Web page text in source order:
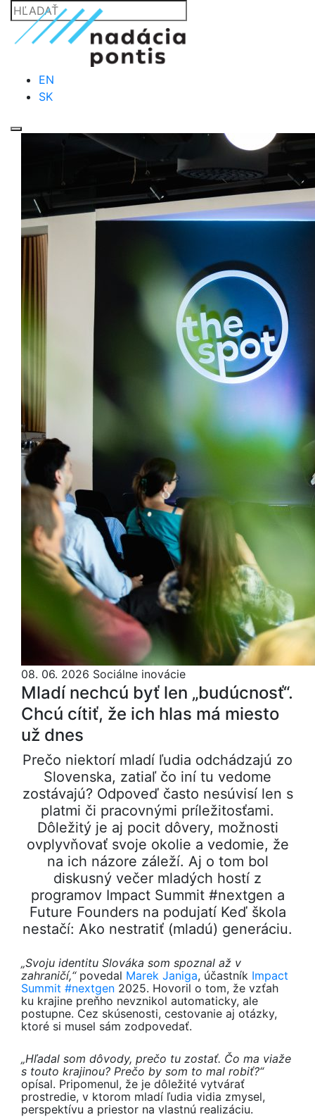
EN
SK
08. 06. 2026 Sociálne inovácie
Mladí nechcú byť len „budúcnosť“.
Chcú cítiť, že ich hlas má miesto
už dnes
Prečo niektorí mladí ľudia odchádzajú zo
Slovenska, zatiaľ čo iní tu vedome
zostávajú? Odpoveď často nesúvisí len s
platmi či pracovnými príležitosťami.
Dôležitý je aj pocit dôvery, možnosti
ovplyvňovať svoje okolie a vedomie, že
na ich názore záleží. Aj o tom bol
diskusný večer mladých hostí z
programov Impact Summit #nextgen a
Future Founders na podujatí Keď škola
nestačí: Ako nestratiť (mladú) generáciu.
„Svoju identitu Slováka som spoznal až v
zahraničí,“povedal Marek Janiga, účastník Impact
Summit #nextgen 2025. Hovoril o tom, že vzťah
ku krajine preňho nevznikol automaticky, ale
postupne. Cez skúsenosti, cestovanie aj otázky,
ktoré si musel sám zodpovedať.
„Hľadal som dôvody, prečo tu zostať. Čo ma viaže
s touto krajinou? Prečo by som to mal robiť?“
opísal. Pripomenul, že je dôležité vytvárať
prostredie, v ktorom mladí ľudia vidia zmysel,
perspektívu a priestor na vlastnú realizáciu.